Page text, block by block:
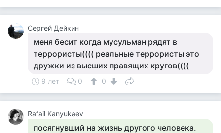
Сергей Дейкин
меня бесит когда мусульман рядят в
террористы(((( реальные террористы это
дружки из высших правящих кругов((((
9 лет 0 0
Rafail Kanyukaev
посягнувший на жизнь другого человека.